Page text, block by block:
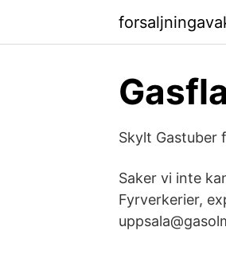
Skylt Gastuber
Saker vi inte
Fyrverkerier,